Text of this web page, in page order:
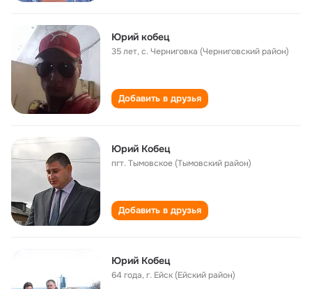
Юрий кобец
35 лет,с. Черниговка (Черниговский район)
Добавить в друзья
Юрий Кобец
пгт. Тымовское (Тымовский район)
Добавить в друзья
Юрий Кобец
64 года,г. Ейск (Ейский район)